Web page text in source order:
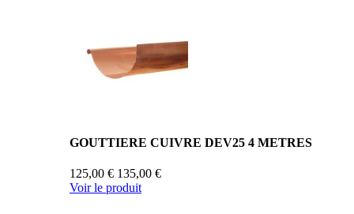
GOUTTIERE CUIVRE DEV25 4 METRES
125,00 € 135,00 €
Voir le produit